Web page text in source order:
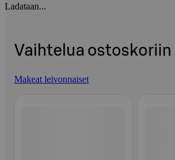
Ladataan...
Vaihtelua ostoskoriin
Makeat leivonnaiset